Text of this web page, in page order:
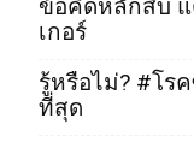
ข้อคิดหลักสิบ
เกอร์
รู้หรือไม่? #โร
ที่สุด